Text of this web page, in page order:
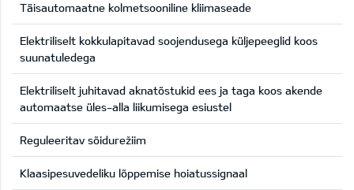
Täisautomaatne kolmetsooniline kliimaseade
Elektriliselt kokkulapitavad soojendusega küljepeeglid koos
suunatuledega
Elektriliselt juhitavad aknatõstukid ees ja taga koos akende
automaatse üles-alla liikumisega esiustel
Reguleeritav sõidurežiim
Klaasipesuvedeliku lõppemise hoiatussignaal